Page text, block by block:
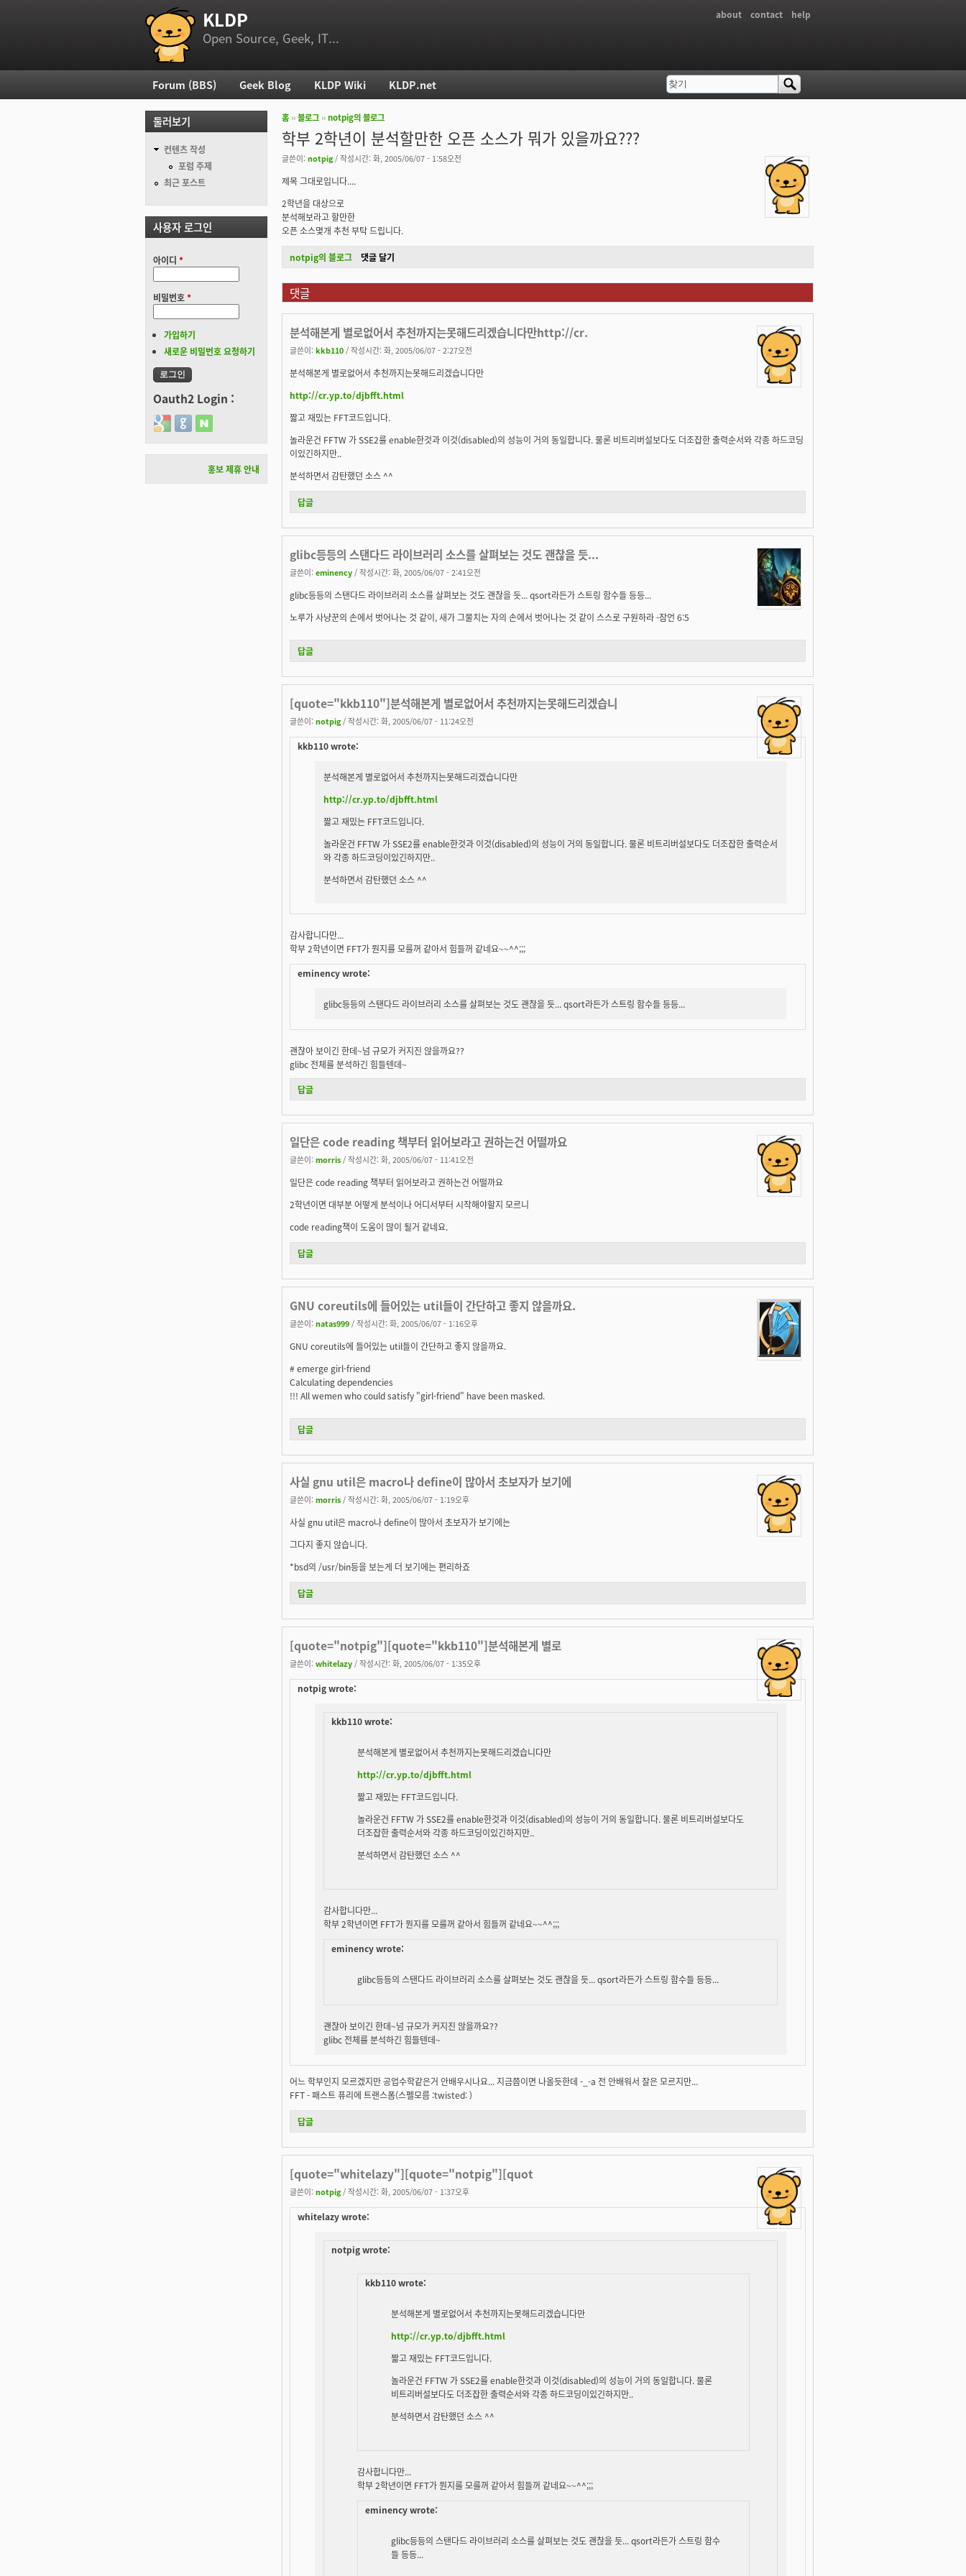
부 메뉴
about contact help
KLDP
Open Source, Geek, IT...
현재 위치
홈 ››블로그 ››notpig의 블로그
학부 2학년이 분석할만한 오픈 소스가 뭐가 있을까요???
글쓴이: notpig/ 작성시간: 화, 2005/06/07 - 1:58오전
제목 그대로입니다....
2학년을 대상으로
분석해보라고 할만한
오픈 소스몇개 추천 부탁 드립니다.
notpig의 블로그 댓글 달기
댓글
분석해본게 별로없어서 추천까지는못해드리겠습니다만http://cr.
글쓴이: kkb110 / 작성시간: 화, 2005/06/07 - 2:27오전
분석해본게 별로없어서 추천까지는못해드리겠습니다만
http://cr.yp.to/djbfft.html
짧고 재밌는 FFT코드입니다.
놀라운건 FFTW 가 SSE2를 enable한것과 이것(disabled)의 성능이 거의 동일합니다. 물론 비트리버설보다도 더조잡한 출력순서와 각종 하드코딩
이있긴하지만..
분석하면서 감탄했던 소스 ^^
답글
glibc등등의 스탠다드 라이브러리 소스를 살펴보는 것도 괜찮을 듯...
글쓴이: eminency / 작성시간: 화, 2005/06/07 - 2:41오전
glibc등등의 스탠다드 라이브러리 소스를 살펴보는 것도 괜찮을 듯... qsort라든가 스트링 함수들 등등...
노루가 사냥꾼의 손에서 벗어나는 것 같이, 새가 그물치는 자의 손에서 벗어나는 것 같이 스스로 구원하라 -잠언 6:5
답글
[quote="kkb110"]분석해본게 별로없어서 추천까지는못해드리겠습니
글쓴이: notpig/ 작성시간: 화, 2005/06/07 - 11:24오전
kkb110 wrote:
분석해본게 별로없어서 추천까지는못해드리겠습니다만
http://cr.yp.to/djbfft.html
짧고 재밌는 FFT코드입니다.
놀라운건 FFTW 가 SSE2를 enable한것과 이것(disabled)의 성능이 거의 동일합니다. 물론 비트리버설보다도 더조잡한 출력순서
와 각종 하드코딩이있긴하지만..
분석하면서 감탄했던 소스 ^^
감사합니다만...
학부 2학년이면 FFT가 뭔지를 모를꺼 같아서 힘들꺼 같네요~~^^;;;
eminency wrote:
glibc등등의 스탠다드 라이브러리 소스를 살펴보는 것도 괜찮을 듯... qsort라든가 스트링 함수들 등등...
괜찮아 보이긴 한데~넘 규모가 커지진 않을까요??
glibc 전체를 분석하긴 힘들텐데~
답글
일단은 code reading 책부터 읽어보라고 권하는건 어떨까요
글쓴이: morris / 작성시간: 화, 2005/06/07 - 11:41오전
일단은 code reading 책부터 읽어보라고 권하는건 어떨까요
2학년이면 대부분 어떻게 분석이나 어디서부터 시작해야할지 모르니
code reading책이 도움이 많이 될거 같네요.
답글
GNU coreutils에 들어있는 util들이 간단하고 좋지 않을까요.
글쓴이: natas999 / 작성시간: 화, 2005/06/07 - 1:16오후
GNU coreutils에 들어있는 util들이 간단하고 좋지 않을까요.
# emerge girl-friend
Calculating dependencies
!!! All wemen who could satisfy "girl-friend" have been masked.
답글
사실 gnu util은 macro나 define이 많아서 초보자가 보기에
글쓴이: morris / 작성시간: 화, 2005/06/07 - 1:19오후
사실 gnu util은 macro나 define이 많아서 초보자가 보기에는
그다지 좋지 않습니다.
*bsd의 /usr/bin등을 보는게 더 보기에는 편리하죠
답글
[quote="notpig"][quote="kkb110"]분석해본게 별로
글쓴이: whitelazy / 작성시간: 화, 2005/06/07 - 1:35오후
notpig wrote:
kkb110 wrote:
분석해본게 별로없어서 추천까지는못해드리겠습니다만
http://cr.yp.to/djbfft.html
짧고 재밌는 FFT코드입니다.
놀라운건 FFTW 가 SSE2를 enable한것과 이것(disabled)의 성능이 거의 동일합니다. 물론 비트리버설보다도
더조잡한 출력순서와 각종 하드코딩이있긴하지만..
분석하면서 감탄했던 소스 ^^
감사합니다만...
학부 2학년이면 FFT가 뭔지를 모를꺼 같아서 힘들꺼 같네요~~^^;;;
eminency wrote:
glibc등등의 스탠다드 라이브러리 소스를 살펴보는 것도 괜찮을 듯... qsort라든가 스트링 함수들 등등...
괜찮아 보이긴 한데~넘 규모가 커지진 않을까요??
glibc 전체를 분석하긴 힘들텐데~
어느 학부인지 모르겠지만 공업수학같은거 안배우시나요... 지금쯤이면 나올듯한데 -_-a 전 안배워서 잘은 모르지만...
FFT - 패스트 퓨리에 트랜스폼(스펠모름 :twisted: )
답글
[quote="whitelazy"][quote="notpig"][quot
글쓴이: notpig/ 작성시간: 화, 2005/06/07 - 1:37오후
whitelazy wrote:
notpig wrote:
kkb110 wrote:
분석해본게 별로없어서 추천까지는못해드리겠습니다만
http://cr.yp.to/djbfft.html
짧고 재밌는 FFT코드입니다.
놀라운건 FFTW 가 SSE2를 enable한것과 이것(disabled)의 성능이 거의 동일합니다. 물론
비트리버설보다도 더조잡한 출력순서와 각종 하드코딩이있긴하지만..
분석하면서 감탄했던 소스 ^^
감사합니다만...
학부 2학년이면 FFT가 뭔지를 모를꺼 같아서 힘들꺼 같네요~~^^;;;
eminency wrote:
glibc등등의 스탠다드 라이브러리 소스를 살펴보는 것도 괜찮을 듯... qsort라든가 스트링 함수
들 등등...
주 메뉴
Forum (BBS) Geek Blog KLDP Wiki KLDP.net 검색 폼
찾기
둘러보기
컨텐츠 작성
포럼 주제
최근 포스트
사용자 로그인
아이디 *
비밀번호*
가입하기
새로운 비밀번호 요청하기
Oauth2 Login :
Login with Google
Login with GitHub
Login with Naver
홍보 제휴 안내